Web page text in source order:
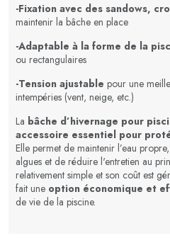
-Fixation avec des sandows,
maintenir la bâche en place
-Adaptable à la forme de la
ou rectangulaires
-Tension ajustable pour une
intempéries (vent, neige, etc.)
La bâche d’hivernage pour
accessoire essentiel pour
Elle permet de maintenir l’eau
algues et de réduire l'entretien au
relativement simple et son coût est
fait une option économique et
de vie de la piscine.